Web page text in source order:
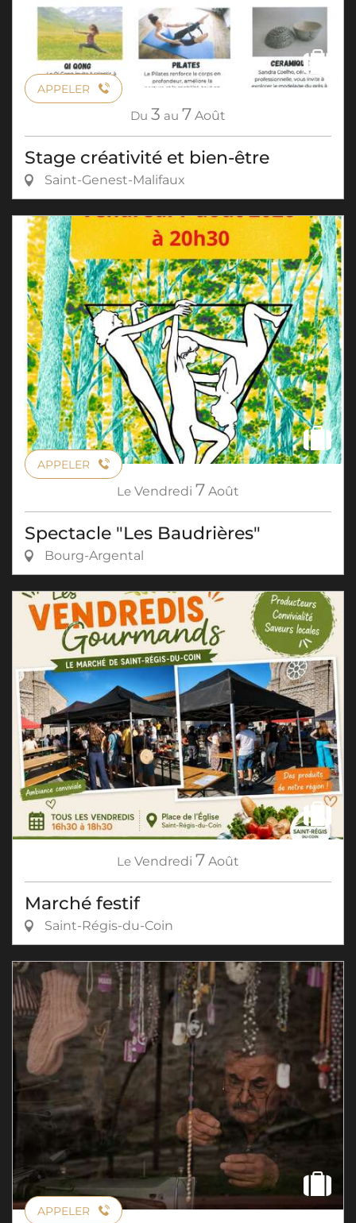
APPELER
Du 3 au 7 Août
Stage créativité et bien-être
Saint-Genest-Malifaux
APPELER
Le Vendredi 7 Août
Spectacle "Les Baudrières"
Bourg-Argental
Le Vendredi 7 Août
Marché festif
Saint-Régis-du-Coin
APPELER